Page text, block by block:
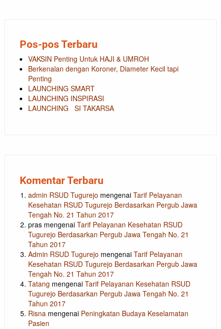
Pos-pos Terbaru
VAKSIN Penting Untuk HAJI & UMROH
Berkenalan dengan Koroner, Diameter Kecil tapi
Penting
LAUNCHING SMART
LAUNCHING INSPIRASI
LAUNCHING SI TAKARSA
Komentar Terbaru
admin RSUD Tugurejo mengenaiTarif Pelayanan
Kesehatan RSUD Tugurejo Berdasarkan Pergub Jawa
Tengah No. 21 Tahun 2017
pras mengenaiTarif Pelayanan Kesehatan RSUD
Tugurejo Berdasarkan Pergub Jawa Tengah No. 21
Tahun 2017
Admin RSUD Tugurejo mengenaiTarif Pelayanan
Kesehatan RSUD Tugurejo Berdasarkan Pergub Jawa
Tengah No. 21 Tahun 2017
Tatang mengenaiTarif Pelayanan Kesehatan RSUD
Tugurejo Berdasarkan Pergub Jawa Tengah No. 21
Tahun 2017
Risna mengenai Peningkatan Budaya Keselamatan
Pasien